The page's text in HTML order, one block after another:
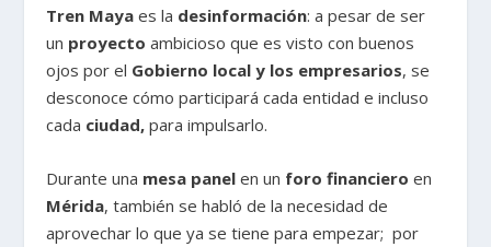
Tren Maya es la desinformación: a pesar de ser
un proyecto ambicioso que es visto con buenos
ojos por el Gobierno local y los empresarios, se
desconoce cómo participará cada entidad e incluso
cada ciudad,para impulsarlo.
Durante una mesa panel en un foro financiero en
Mérida, también se habló de la necesidad de
aprovechar lo que ya se tiene para empezar; por